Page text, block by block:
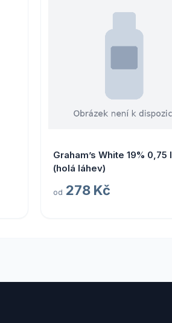
Graham’s White 19% 0,75 l
(holá láhev)
od 278 Kč